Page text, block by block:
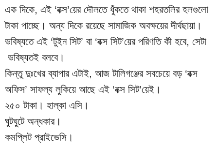
এক দিকে, এই ‘বক্স’য়ের দৌলতে ধুঁকতে থাকা শহরতলির হলগুলো
টাকা পাচ্ছে। অন্য দিকে রয়েছে সামাজিক অবক্ষয়ের দীর্ঘছায়া।
ভবিষ্যতে এই ‘টুইন সিট’ বা ‘বক্স সিট’য়ের পরিণতি কী হবে, সেটা
ভবিষ্যতই বলবে।
কিন্তু দুঃখের ব্যাপার এটাই, আজ টালিগঞ্জের সবচেয়ে বড় ‘বক্স
অফিস’ সাফল্য লুকিয়ে আছে এই ‘বক্স সিট’য়েই।
২৫০ টাকা। হাল্কা এসি।
ঘুটঘুটে অন্ধকার।
কমপ্লিট প্রাইভেসি।